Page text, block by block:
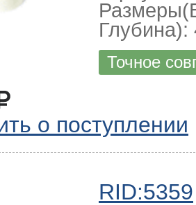
Глубина):
Точное
о поступлении
RID:5359